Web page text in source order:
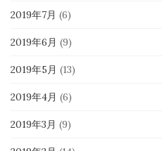
2019年7月 (6)
2019年6月 (9)
2019年5月 (13)
2019年4月 (6)
2019年3月 (9)